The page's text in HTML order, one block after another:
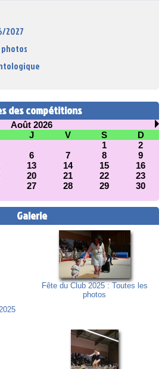
2027
des compétitions
Août 2026
J V S
D
1
2
6 7 8
9
13 14 15
16
20 21 22
23
27 28 29
30
Galerie
Fête du Club 2025 : Toutes les
photos